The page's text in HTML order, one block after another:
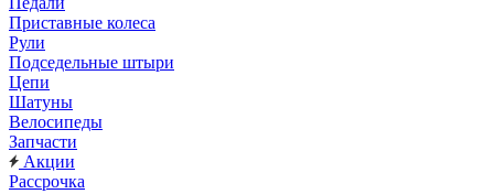
Приставные колеса
Рули
Подседельные штыри
Цепи
Шатуны
Велосипеды
Запчасти
Акции
Рассрочка